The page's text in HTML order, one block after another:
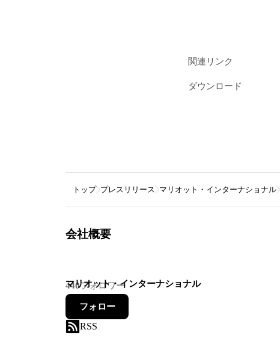
関連リンク
ダウンロード
トップ プレスリリース マリオット・インターナショナル
会社概要
マリオット・インターナショナル
440フォロワー
フォロー
RSS